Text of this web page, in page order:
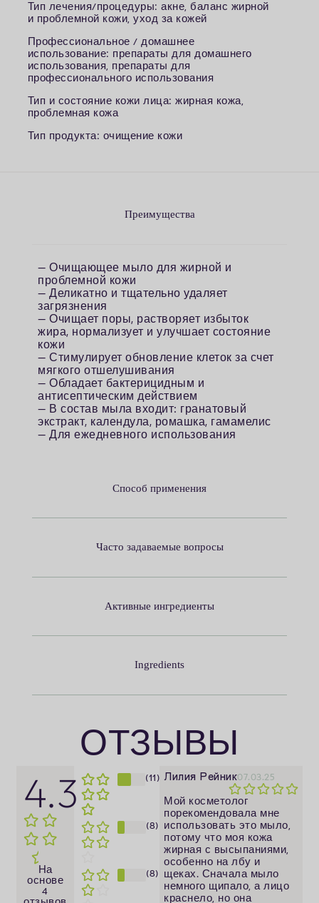
Тип лечения/процедуры: акне, баланс жирной
и проблемной кожи, уход за кожей
Профессиональное / домашнее
использование: препараты для домашнего
использования, препараты для
профессионального использования
Тип и состояние кожи лица: жирная кожа,
проблемная кожа
Тип продукта: очищение кожи
Преимущества
Способ применения
Часто задаваемые вопросы
Активные ингредиенты
Ingredients
— Очищающее мыло для жирной и
проблемной кожи
— Деликатно и тщательно удаляет
загрязнения
— Очищает поры, растворяет избыток
жира, нормализует и улучшает состояние
кожи
— Стимулирует обновление клеток за счет
мягкого отшелушивания
— Обладает бактерицидным и
антисептическим действием
— В состав мыла входит: гранатовый
экстракт, календула, ромашка, гамамелис
— Для ежедневного использования
ОТЗЫВЫ
(11)
(8)
(8)
4.3
На
основе
4
Лилия Рейник07.03.25
Мой косметолог
порекомендовала мне
использовать это мыло,
потому что моя кожа
жирная с высыпаниями,
особенно на лбу и
щеках. Сначала мыло
немного щипало, а лицо
краснело, но она